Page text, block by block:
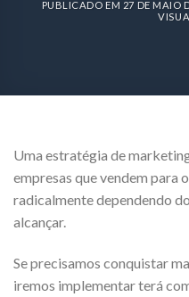
PUBLICADO EM 27 DE MAIO
Uma estratégia de
empresas que vendem para
radicalmente dependendo
alcançar.
Se precisamos conquistar
iremos implementar terá